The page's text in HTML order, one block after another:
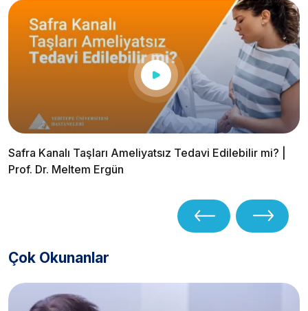
Safra Kanalı Taşları Ameliyatsız Tedavi Edilebilir mi? |
Prof. Dr. Meltem Ergün
Çok Okunanlar